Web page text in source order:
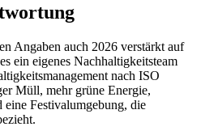
Angaben auch 2026 verstärkt auf
ein eigenes Nachhaltigkeitsteam
nach ISO
Müll, mehr grüne Energie,
Festivalumgebung, die